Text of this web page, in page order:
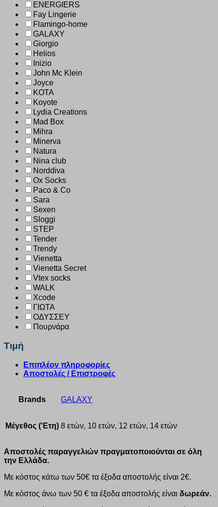
ENERGIERS
Fay Lingerie
Flamingo-home
GALAXY
Giorgio
Helios
Inizio
John Mc Klein
Joyce
KOTA
Koyote
Lydia Creations
Mad Box
Mihra
Minerva
Natura
Nina club
Norddiva
Ox Socks
Paco & Co
Sara
Sexen
Sloggi
STEP
Tender
Trendy
Vienetta
Vienetta Secret
Vtex socks
WALK
Xcode
ΓΙΩΤΑ
ΟΔΥΣΣΕΥ
Πουρνάρα
Τιμή
Επιπλέον πληροφορίες
Αποστολές / Επιστροφές
Brands GALAXY
Μέγεθος ('Ετη) 8 ετών, 10 ετών, 12 ετών, 14 ετών
Αποστολές παραγγελιών πραγματοποιούνται σε όλη
την Ελλάδα.
Με κόστος κάτω των 50€ τα έξοδα αποστολής είναι 2€.
Με κόστος άνω των 50 € τα έξοδα αποστολής είναι δωρεάν.